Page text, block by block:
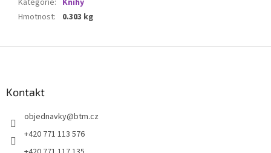
Kategorie: Knihy
Hmotnost: 0.303 kg
Kontakt
objednavky@btm.cz
+420 771 113 576